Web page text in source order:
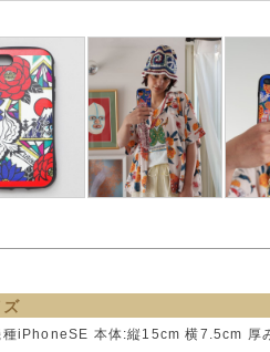
ズ
種iPhoneSE 本体:縦15cm 横7.5cm